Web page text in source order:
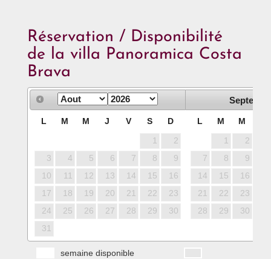
Réservation / Disponibilité
de la villa Panoramica Costa
Brava
L M M J V S D
1
2
3
4 5 6 7 8
9
10
11 12 13 14 15
16
17
18 19 20 21 22
23
24
25 26 27 28 29
30
31
L M M
1 2
7
8 9
14
15 16
21
22 23
28
29 30
semaine disponible